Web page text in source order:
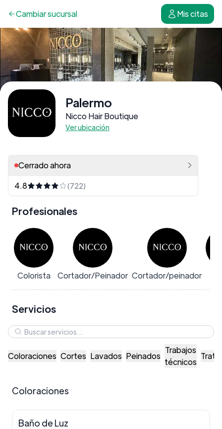
Cambiarsucursal Mis citas
Palermo
Nicco Hair Boutique
Ver ubicación
Cerrado ahora
4.8
(722)
Profesionales
Colorista Cortador/Peinador Cortador/peinador
Servicios
Coloraciones Cortes Lavados Peinados
Trabajos
técnicos
Coloraciones
Baño de Luz